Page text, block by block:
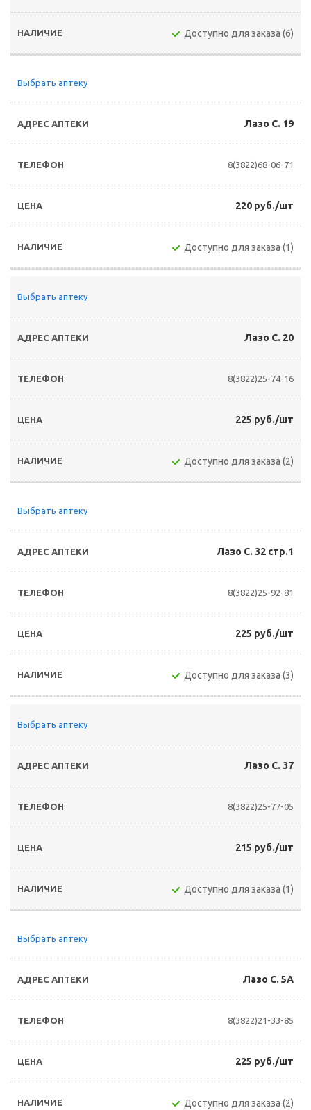
Доступно для заказа (6)
Выбрать аптеку
Лазо С. 19
8(3822)68-06-71
220 руб./шт
Доступно для заказа (1)
Выбрать аптеку
Лазо С. 20
8(3822)25-74-16
225 руб./шт
Доступно для заказа (2)
Выбрать аптеку
Лазо С. 32 стр.1
8(3822)25-92-81
225 руб./шт
Доступно для заказа (3)
Выбрать аптеку
Лазо С. 37
8(3822)25-77-05
215 руб./шт
Доступно для заказа (1)
Выбрать аптеку
Лазо С. 5А
8(3822)21-33-85
225 руб./шт
Доступно для заказа (2)